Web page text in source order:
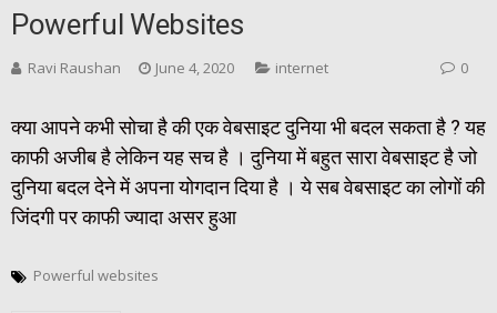
Powerful Websites
Ravi Raushan June 4, 2020 internet 0
क्या आपने कभी सोचा है की एक वेबसाइट दुनिया भी बदल सकता है ? यह
काफी अजीब है लेकिन यह सच है । दुनिया में बहुत सारा वेबसाइट है जो
दुनिया बदल देने में अपना योगदान दिया है । ये सब वेबसाइट का लोगों की
जिंदगी पर काफी ज्यादा असर हुआ
Powerful websites